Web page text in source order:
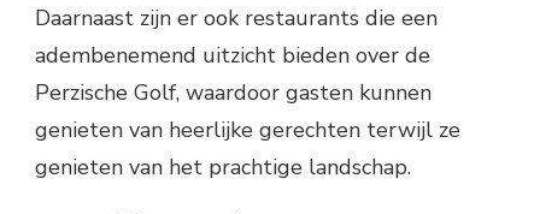
Daarnaast zijn er ook restaurants die een
adembenemend uitzicht bieden over de
Perzische Golf, waardoor gasten kunnen
genieten van heerlijke gerechten terwijl ze
genieten van het prachtige landschap.